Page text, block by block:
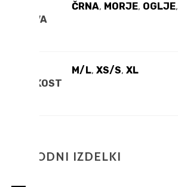
BARVA
ČRNA, MORJE, OGLJE,
VELIKOST
M/L, XS/S, XL
SORODNI IZDELKI